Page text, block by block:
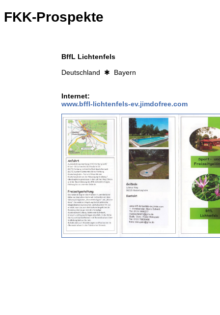
FKK-Prospekte
BffL Lichtenfels
Deutschland ✱ Bayern
Internet:
www.bffl-lichtenfels-ev.jimdofree.com